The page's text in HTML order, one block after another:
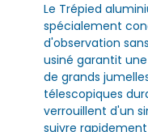
Le Trépied
spécialement
d'observation
usiné garantit
de grands
télescopiques
verrouillent d'un
suivre